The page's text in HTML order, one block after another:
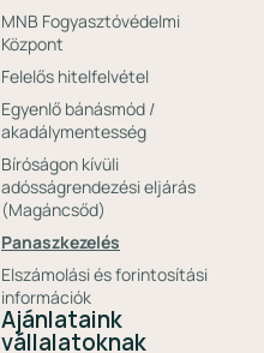
MNB Fogyasztóvédelmi
Központ
Felelős hitelfelvétel
Egyenlő bánásmód /
akadálymentesség
Bíróságon kívüli
adósságrendezési eljárás
(Magáncsőd)
Panaszkezelés
Elszámolási és forintosítási
információk
Ajánlataink
vállalatoknak